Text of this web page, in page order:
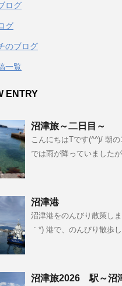
ログ
グ
のブログ
一覧
ENTRY
沼津旅～二日目～
こんにちはTです(^^)/ 朝の
では雨が降っていましたが
沼津港
沼津港をのんびり散策し
｀*) 港で、のんびり散歩し
沼津旅2026 駅～沼